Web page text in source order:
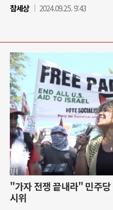
참세상
2024.09.25. 9:43
"가자 전쟁 끝내라" 민주
시위